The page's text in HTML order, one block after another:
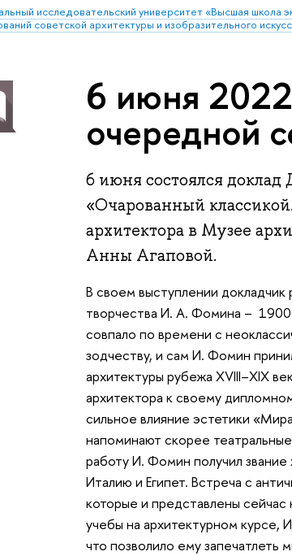
исследовательский университет «Высшая школа
советской архитектуры и изобразительного
6 июня 2022
очередной
6 июня состоялся
«Очарованный
архитектора в Музее
Анны Агаповой.
В своем выступлении докладчик
творчества И. А. Фомина –
совпало по времени с
зодчеству, и сам И. Фомин
архитектуры рубежа XVIII–XIX
архитектора к своему
сильное влияние эстетики
напоминают скорее
работу И. Фомин получил
Италию и Египет. Встреча с
которые и представлены
учебы на архитектурном
что позволило ему запечатлеть